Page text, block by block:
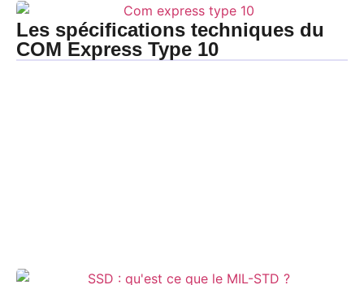
Les spécifications techniques du
COM Express Type 10